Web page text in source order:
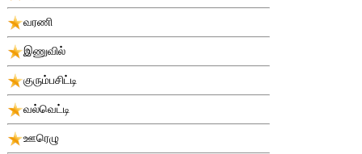
வரணி
இணுவில்
குரும்பசிட்டி
வல்வெட்டி
ஊரெழு